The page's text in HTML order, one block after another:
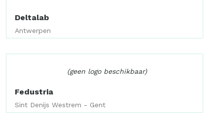
Deltalab
Antwerpen
(geen logo beschikbaar)
Fedustria
Sint Denijs Westrem - Gent